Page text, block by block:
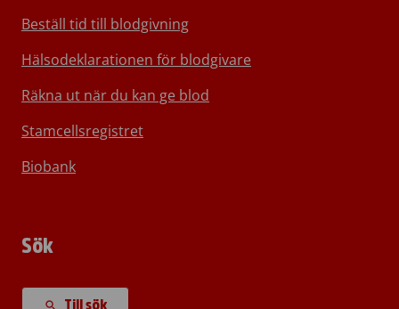
Beställ tid till blodgivning
Hälsodeklarationen för blodgivare
Räkna ut när du kan ge blod
Stamcellsregistret
Biobank
Sök
Till sök